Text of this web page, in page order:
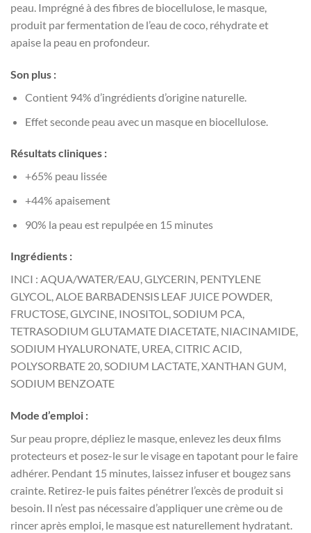
peau. Imprégné à des fibres de biocellulose, le masque,
produit par fermentation de l’eau de coco, réhydrate et
apaise la peau en profondeur.
Son plus :
Contient 94% d’ingrédients d’origine naturelle.
Effet seconde peau avec un masque en biocellulose.
Résultats cliniques :
+65% peau lissée
+44% apaisement
90% la peau est repulpée en 15 minutes
Ingrédients :
INCI : AQUA/WATER/EAU, GLYCERIN, PENTYLENE
GLYCOL, ALOE BARBADENSIS LEAF JUICE POWDER,
FRUCTOSE, GLYCINE, INOSITOL, SODIUM PCA,
TETRASODIUM GLUTAMATE DIACETATE, NIACINAMIDE,
SODIUM HYALURONATE, UREA, CITRIC ACID,
POLYSORBATE 20, SODIUM LACTATE, XANTHAN GUM,
SODIUM BENZOATE
Mode d’emploi :
Sur peau propre, dépliez le masque, enlevez les deux films
protecteurs et posez-le sur le visage en tapotant pour le faire
adhérer. Pendant 15 minutes, laissez infuser et bougez sans
crainte. Retirez-le puis faites pénétrer l’excès de produit si
besoin. Il n’est pas nécessaire d’appliquer une crème ou de
rincer après emploi, le masque est naturellement hydratant.